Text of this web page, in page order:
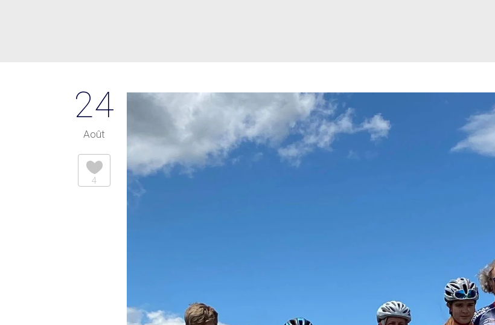
24
Août
4